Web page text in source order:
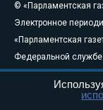
© «Парламентская
Электронное
«Парламентская
Федеральной
связи,
массовых